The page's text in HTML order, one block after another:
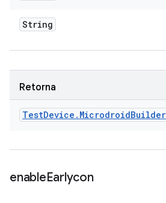
String
Retorna
TestDevice . MicrodroidBuilder
enableEarlycon